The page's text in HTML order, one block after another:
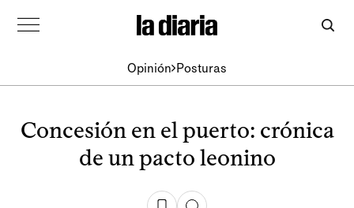
Opinión Posturas
Concesión en el puerto: crónica
de un pacto leonino